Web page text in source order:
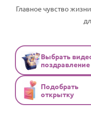
Видео
Песни
Стихи и тексты
ПРАЗДНИКИ
С Днем рождения
ОТЗЫВЫ
Главное чувство
Выбрать
поздравление
Подобрать
открытку